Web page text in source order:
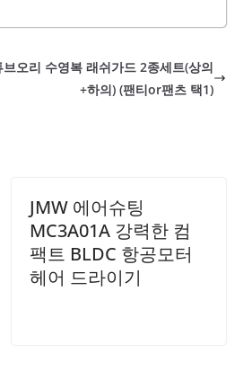
게 만듭니다. 또한, 냉장고 문을
사용에 대한 교육적인 요소를
오리 수영복 래쉬가드 2종세트(상의
+하의) (팬티or팬츠 택1)
JMW 에어슈팅
MC3A01A 강력한 컴
팩트 BLDC 항공모터
헤어 드라이기